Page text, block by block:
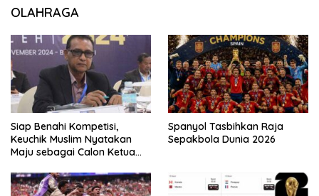
OLAHRAGA
Siap Benahi Kompetisi,
Keuchik Muslim Nyatakan
Maju sebagai Calon Ketua
Spanyol Tasbihkan Raja
Sepakbola Dunia 2026